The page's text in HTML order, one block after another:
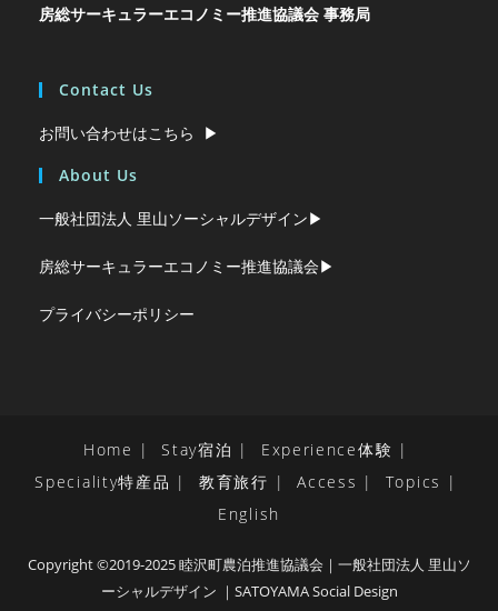
房総サーキュラーエコノミー推進協議会 事務局
Contact Us
お問い合わせはこちら ▶︎
About Us
一般社団法人 里山ソーシャルデザイン▶︎
房総サーキュラーエコノミー推進協議会▶︎
プライバシーポリシー
Home Stay宿泊
Experience体験
Speciality特産品
教育旅行 Access
Topics
English
Copyright ©2019-2025 睦沢町農泊推進協議会｜一般社団法人 里山ソ
ーシャルデザイン ｜SATOYAMA Social Design